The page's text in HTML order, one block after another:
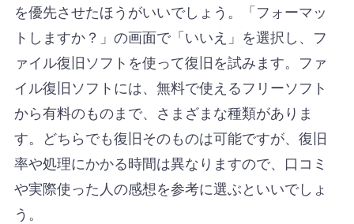
を優先させたほうがいいでしょう。「フォーマッ
トしますか？」の画面で「いいえ」を選択し、フ
ァイル復旧ソフトを使って復旧を試みます。ファ
イル復旧ソフトには、無料で使えるフリーソフト
から有料のものまで、さまざまな種類がありま
す。どちらでも復旧そのものは可能ですが、復旧
率や処理にかかる時間は異なりますので、口コミ
や実際使った人の感想を参考に選ぶといいでしょ
う。